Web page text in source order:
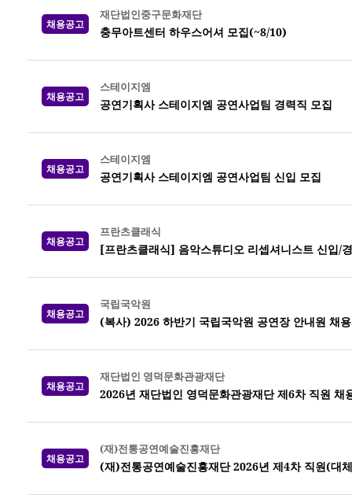
채용공고
재단법인중구문화재단
충무아트센터 하우스어셔 모집(~8/10)
채용공고
스테이지엠
공연기획사 스테이지엠 공연사업팀 경력직 모집
채용공고
스테이지엠
공연기획사 스테이지엠 공연사업팀 신입 모집
채용공고
프란츠클래식
[프란츠클래식] 음악스튜디오 리셉셔니스트 신입/
채용공고
국립국악원
(복사) 2026 하반기 국립국악원 공연장 안내원 채
채용공고
재단법인 영덕문화관광재단
2026년 재단법인 영덕문화관광재단 제6차 직원 채
채용공고
(재)전통공연예술진흥재단
(재)전통공연예술진흥재단 2026년 제4차 직원(대